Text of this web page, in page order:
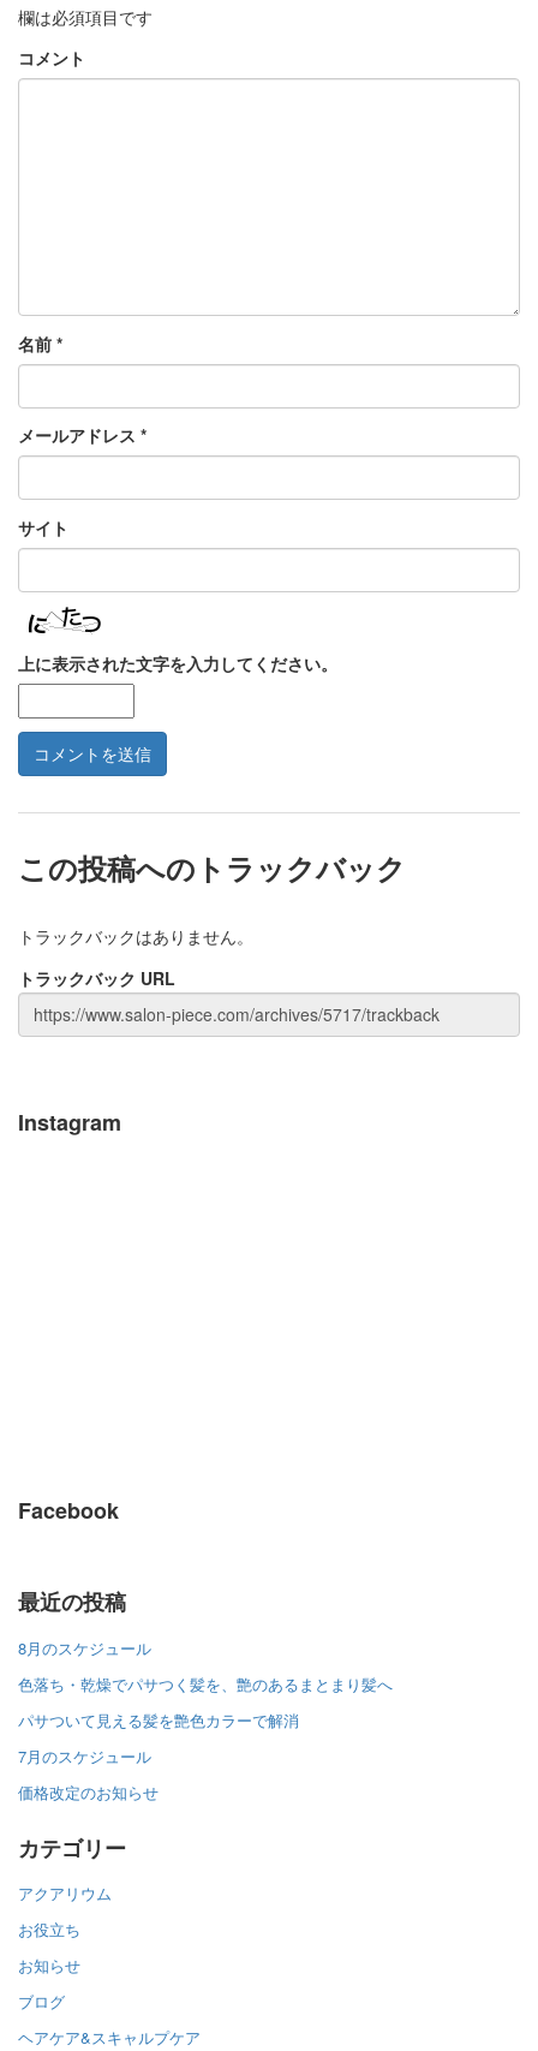
欄は必須項目です
コメント
名前 *
メールアドレス *
サイト
上に表示された文字を入力してください。
この投稿へのトラックバック
トラックバックはありません。
トラックバック URL
Instagram
Facebook
最近の投稿
8月のスケジュール
色落ち・乾燥でパサつく髪を、艶のあるまとまり髪へ
パサついて見える髪を艶色カラーで解消
7月のスケジュール
価格改定のお知らせ
カテゴリー
アクアリウム
お役立ち
お知らせ
ブログ
ヘアケア&スキャルプケア